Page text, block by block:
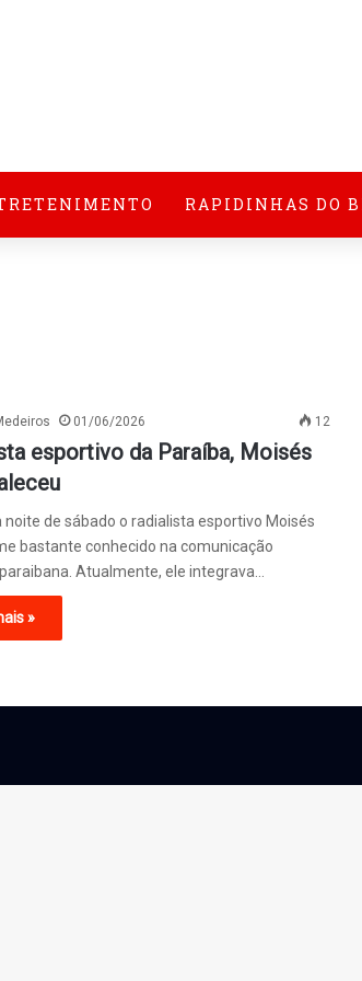
RAPIDINHAS DO
01/06/2026 12
esportivo da Paraíba, Moisés
noite de sábado o radialista esportivo Moisés
bastante conhecido na comunicação
Atualmente, ele integrava…
»